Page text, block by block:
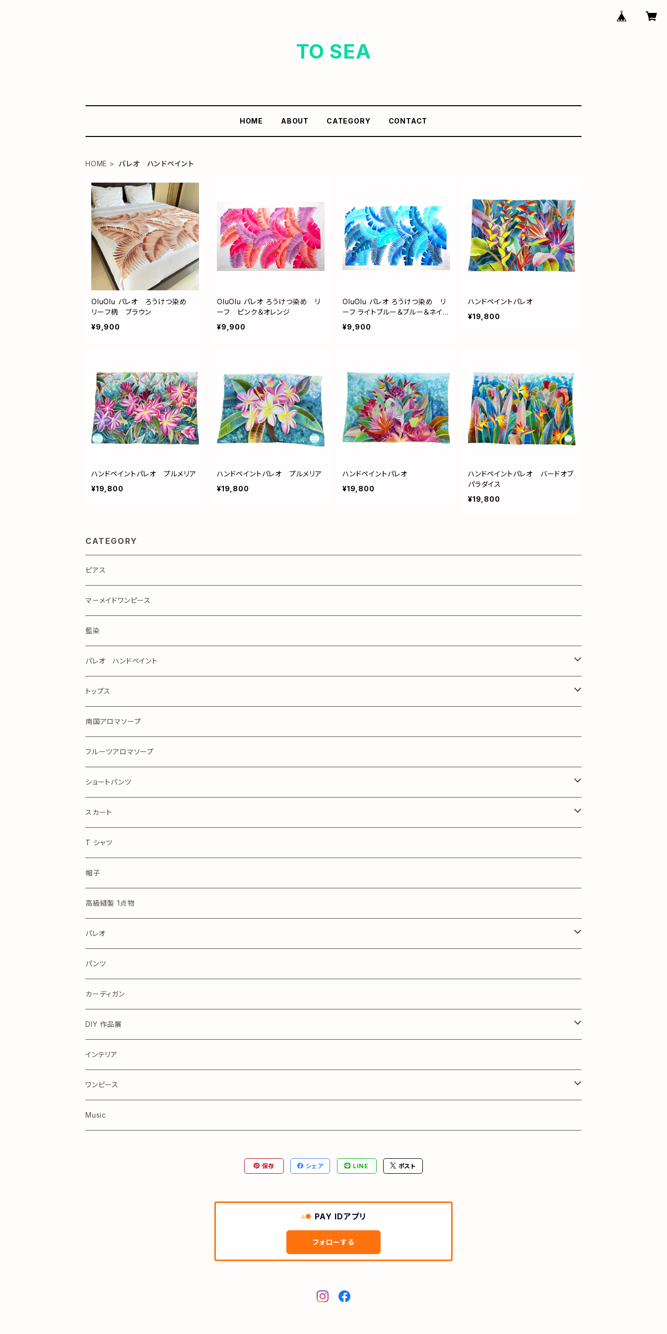
TO SEA
HOME ABOUT CATEGORY CONTACT
HOME パレオ ハンドペイント
OluOlu パレオ ろうけつ染め
リーフ柄 ブラウン
¥9,900
OluOlu パレオ ろうけつ染め リ
ーフ ピンク＆オレンジ
¥9,900
OluOlu パレオ ろうけつ染め リ
ーフ ライトブルー＆ブルー＆ネイビ
ー
¥9,900
ハンドペイントパレオ
¥19,800
ハンドペイントパレオ プルメリア
¥19,800
ハンドペイントパレオ プルメリア
¥19,800
ハンドペイントパレオ
¥19,800
ハンドペイントパレオ バードオブ
パラダイス
¥19,800
CATEGORY
ピアス
マーメイドワンピース
藍染
パレオ ハンドペイント
手染め
トップス
ガーゼ
アロハ
南国アロマソープ
フルーツアロマソープ
ショートパンツ
Royal Blue
スカート
アロハ
T シャツ
帽子
高級縫製 1点物
パレオ
アロハ
パンツ
カーディガン
DIY 作品展
テーブル
インテリア
ワンピース
Kids ワンピース
Music
保存 シェア LINE ポスト
PAY IDアプリ
フォローする